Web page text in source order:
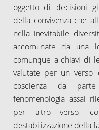
oggetto di decisioni
della convivenza che
nella inevitabile
accomunate da una
comunque a chiavi di
valutate per un verso
coscienza da
fenomenologia assai
per altro verso,
destabilizzazione della